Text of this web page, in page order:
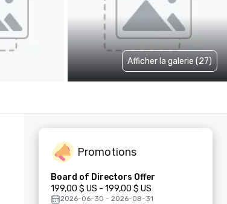
Afficher la galerie (27)
Promotions
Board of Directors Offer
199,00 $ US - 199,00 $ US
2026-06-30 - 2026-08-31